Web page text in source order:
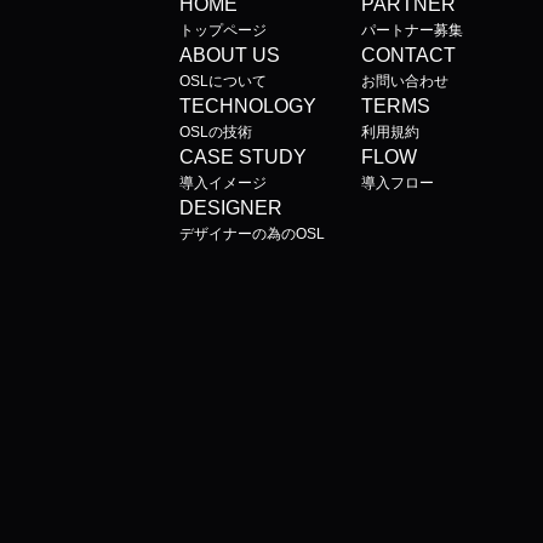
HOME
トップページ
PARTNER
パートナー募集
ABOUT US
OSLについて
CONTACT
お問い合わせ
TECHNOLOGY
OSLの技術
TERMS
利用規約
CASE STUDY
導入イメージ
FLOW
導入フロー
DESIGNER
デザイナーの為のOSL